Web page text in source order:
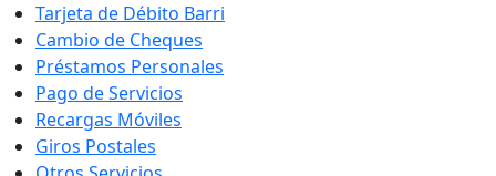
Tarjeta de Débito Barri
Cambio de Cheques
Préstamos Personales
Pago de Servicios
Recargas Móviles
Giros Postales